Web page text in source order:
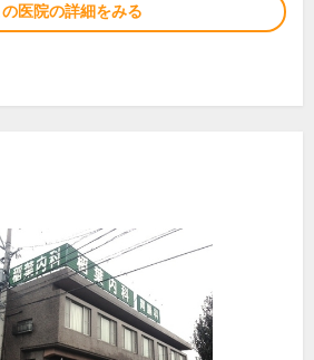
の医院の詳細をみる